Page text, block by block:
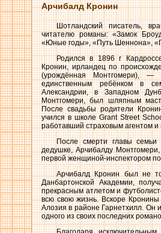
Арчибалд Кронин
Шотландский писатель,
читателю романы: «Замок
«Юные годы», «Путь Шеннона»,
Родился в 1896 г
Кронин, ирландец по
(урождённая Монтгомери), —
единственным ребёнком в
Александрии, в Западном
Монтгомери, был шляпным
После свадьбы родители
учился в школе Grant Street
работавший страховым агентом
После смерти главы
дедушке, Арчибалду
первой женщиной-инспектором
Арчибалд Кронин был не
Данбартонской Академии,
прекрасным атлетом и
всю свою жизнь. Вскоре
Алозия в районе Гарнетхилл. Он
одного из своих последних